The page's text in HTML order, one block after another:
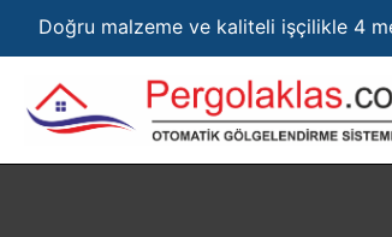
Doğru malzeme ve kaliteli işçilikle 4